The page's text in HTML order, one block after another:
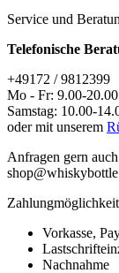
Service und
Telefonische
+49172 / 9812399
Mo - Fr: 9.00-
Samstag: 10.00-
oder mit unserem
Anfragen gern
Vorkasse,
Nachnahme